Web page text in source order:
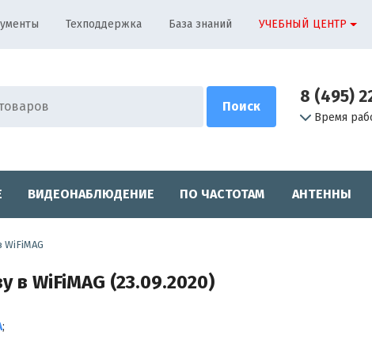
Техподдержка База знаний УЧЕБНЫЙ ЦЕНТР
8 (495)
Время
ВИДЕОНАБЛЮДЕНИЕ ПО ЧАСТОТАМ АНТЕННЫ
WiFiMAG (23.09.2020)
;